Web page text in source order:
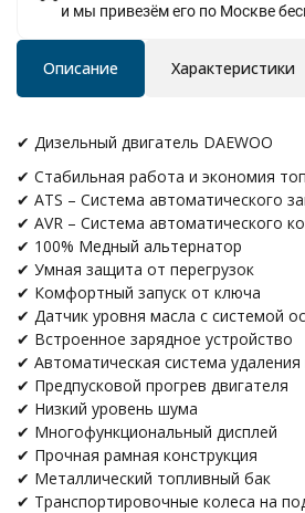
и мы привезём его по Москве
Описание Характеристики
✔ Дизельный двигатель DAEWOO
✔ Стабильная работа и экономия
✔ ATS – Система автоматического
✔ AVR – Система автоматического
✔ 100% Медный альтернатор
✔ Умная защита от перегрузок
✔ Комфортный запуск от ключа
✔ Датчик уровня масла с системой
✔ Встроенное зарядное устройство
✔ Автоматическая система
✔ Предпусковой прогрев двигателя
✔ Низкий уровень шума
✔ Многофункциональный дисплей
✔ Прочная рамная конструкция
✔ Металлический топливный бак
✔ Транспортировочные колеса на